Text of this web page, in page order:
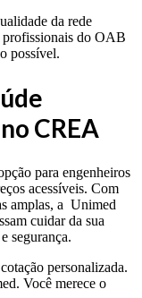
da rede
profissionais do OAB
possível.
CREA
para engenheiros
acessíveis. Com
amplas, a Unimed
cuidar da sua
segurança.
personalizada.
Você merece o